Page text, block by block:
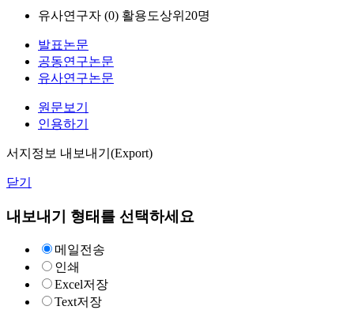
유사연구자 (0) 활용도상위20명
발표논문
공동연구논문
유사연구논문
원문보기
인용하기
서지정보 내보내기(Export)
닫기
내보내기 형태를 선택하세요
메일전송
인쇄
Excel저장
Text저장